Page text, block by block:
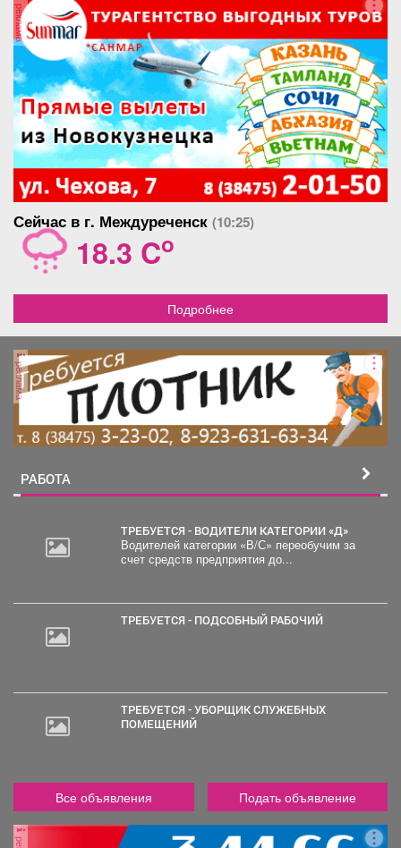
реклама
Сейчас в г. Междуреченск (10:25)
18.3 Co
Подробнее
реклама
РАБОТА
ТРЕБУЕТСЯ - ВОДИТЕЛИ КАТЕГОРИИ «Д»
Водителей категории «В/С» переобучим за
счет средств предприятия до...
ТРЕБУЕТСЯ - ПОДСОБНЫЙ РАБОЧИЙ
ТРЕБУЕТСЯ - УБОРЩИК СЛУЖЕБНЫХ
ПОМЕЩЕНИЙ
Все объявления Подать объявление